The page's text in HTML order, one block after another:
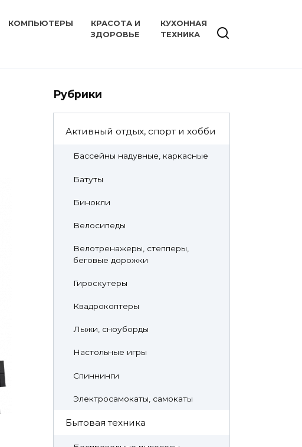
КОМПЬЮТЕРЫ
КРАСОТА И
ЗДОРОВЬЕ
КУХОННАЯ
ТЕХНИКА
Рубрики
Активный отдых, спорт и хобби
Бассейны надувные, каркасные
Батуты
Бинокли
Велосипеды
Велотренажеры, степперы,
беговые дорожки
Гироскутеры
Квадрокоптеры
Лыжи, сноуборды
Настольные игры
Спиннинги
Электросамокаты, самокаты
Бытовая техника